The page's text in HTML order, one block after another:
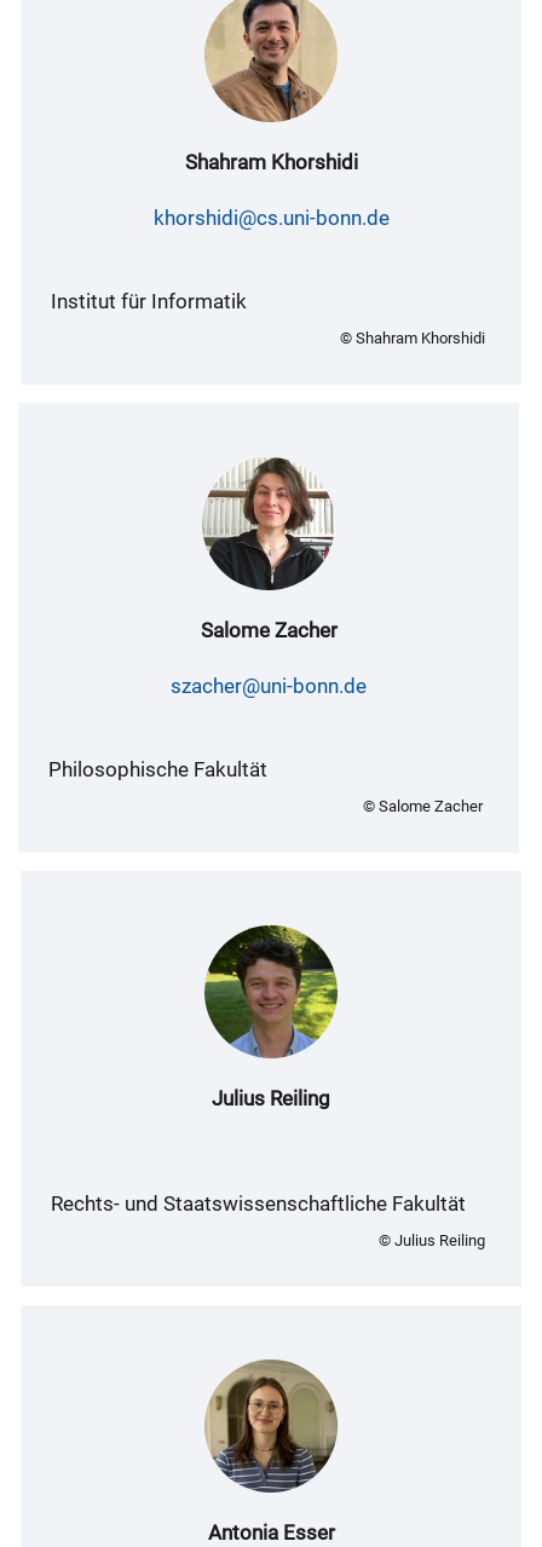
Shahram Khorshidi
khorshidi@cs.uni-bonn.de
Institut für Informatik
© Shahram Khorshidi
Salome Zacher
szacher@uni-bonn.de
Philosophische Fakultät
© Salome Zacher
Julius Reiling
Rechts- und Staatswissenschaftliche Fakultät
© Julius Reiling
Antonia Esser